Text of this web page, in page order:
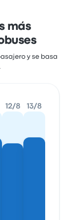
más
y se basa
12/8 13/8